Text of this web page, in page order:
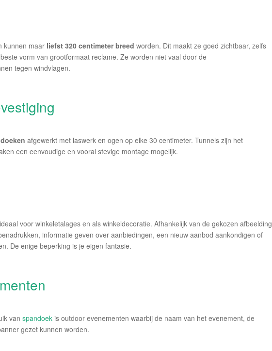
kunnen maar liefst 320 centimeter breed worden. Dit maakt ze goed zichtbaar, zelfs
vorm van grootformaat reclame. Ze worden niet vaal door de
tegen windvlagen.
afgewerkt met laswerk en ogen op elke 30 centimeter. Tunnels zijn het
een eenvoudige en vooral stevige montage mogelijk.
voor winkeletalages en als winkeldecoratie. Afhankelijk van de gekozen afbeelding
informatie geven over aanbiedingen, een nieuw aanbod aankondigen of
De enige beperking is je eigen fantasie.
van spandoek is outdoor evenementen waarbij de naam van het evenement, de
gezet kunnen worden.